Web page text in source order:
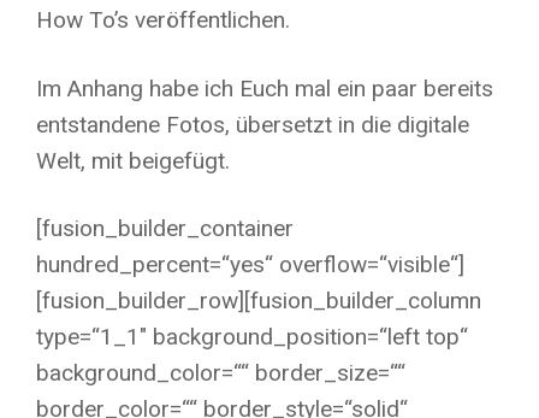
How To’s veröffentlichen.
Im Anhang habe ich Euch mal ein paar bereits
entstandene Fotos, übersetzt in die digitale
Welt, mit beigefügt.
[fusion_builder_container
hundred_percent=“yes“ overflow=“visible“]
[fusion_builder_row][fusion_builder_column
type=“1_1″ background_position=“left top“
background_color=““ border_size=““
border_color=““ border_style=“solid“